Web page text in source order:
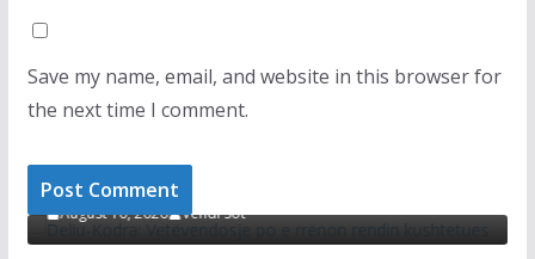
Save my name, email, and website in this browser for
the next time I comment.
10, 2026 Vendi Sot
August 10,